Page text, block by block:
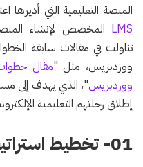
المنصة التعليمية التي أديرها
LMS المخصص لإنشاء
تناولت في مقالات سابقة
ووردبريس، مثل "مقال
ووردبريس"، الذي يهدف إلى
إطلاق رحلتهم التعليمية
01- تخطيط استراتيجية التلعيب